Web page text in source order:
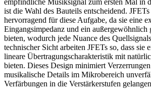
empfindliche Musiksignal zum ersten Mal in
ist die Wahl des Bauteils entscheidend.
hervorragend für diese Aufgabe, da sie eine
Eingangsimpedanz und ein außergewöhnlich
bieten, wodurch jede Nuance des
technischer Sicht arbeiten JFETs so, dass sie
lineare Übertragungscharakteristik mit
bieten. Dieses Design minimiert
musikalische Details im Mikrobereich
Verfärbungen in die Verstärkerstufen